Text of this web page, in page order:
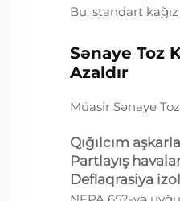
Bu, standart
Sənaye Toz
Azaldır
Müasir Sənaye
Qığılcım
Partlayış
Deflaqrasiya